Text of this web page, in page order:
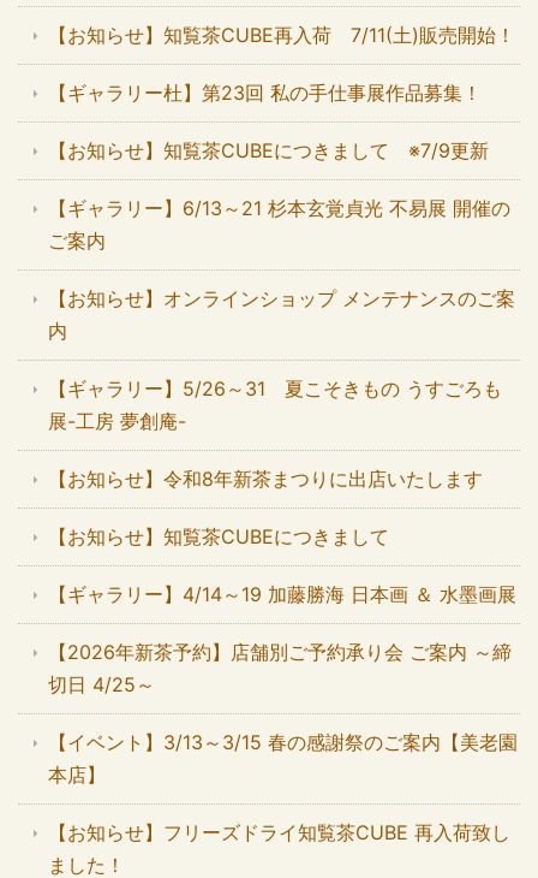
【お知らせ】知覧茶CUBE再入荷 7/11(土)販売開始！
【ギャラリー杜】第23回 私の手仕事展作品募集！
【お知らせ】知覧茶CUBEにつきまして ※7/9更新
【ギャラリー】6/13～21 杉本玄覚貞光 不易展 開催の
ご案内
【お知らせ】オンラインショップ メンテナンスのご案
内
【ギャラリー】5/26～31 夏こそきもの うすごろも
展-工房 夢創庵-
【お知らせ】令和8年新茶まつりに出店いたします
【お知らせ】知覧茶CUBEにつきまして
【ギャラリー】4/14～19 加藤勝海 日本画 ＆ 水墨画展
【2026年新茶予約】店舗別ご予約承り会 ご案内 ～締
切日 4/25～
【イベント】3/13～3/15 春の感謝祭のご案内【美老園
本店】
【お知らせ】フリーズドライ知覧茶CUBE 再入荷致し
ました！